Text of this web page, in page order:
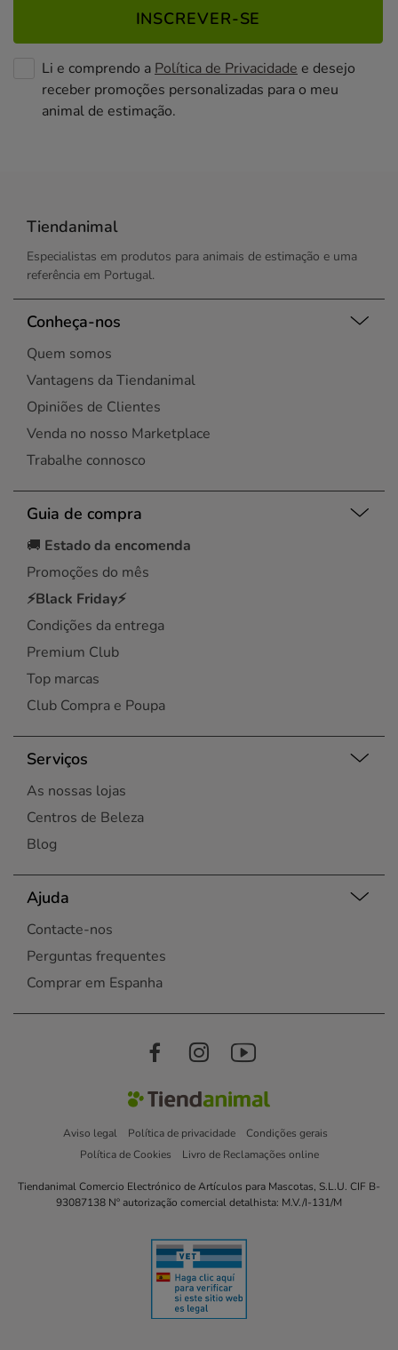
INSCREVER-SE
Li e comprendo a Política de Privacidade e desejo
receber promoções personalizadas para o meu
animal de estimação.
Tiendanimal
Especialistas em produtos para animais de estimação e uma
referência em Portugal.
Conheça-nos
Quem somos
Vantagens da Tiendanimal
Opiniões de Clientes
Venda no nosso Marketplace
Trabalhe connosco
Guia de compra
🚚 Estado da encomenda
Promoções do mês
⚡Black Friday⚡
Condições da entrega
Premium Club
Top marcas
Club Compra e Poupa
Serviços
As nossas lojas
Centros de Beleza
Blog
Ajuda
Contacte-nos
Perguntas frequentes
Comprar em Espanha
Aviso legal Política de privacidade
Condições gerais
Política de Cookies
Livro de Reclamações online
Tiendanimal Comercio Electrónico de Artículos para Mascotas, S.L.U. CIF B-
93087138 Nº autorização comercial detalhista: M.V./I-131/M